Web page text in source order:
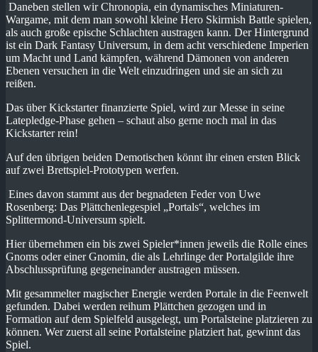
Daneben stellen wir Chronopia, ein dynamisches Miniaturen-
Wargame, mit dem man sowohl kleine Hero Skirmish Battle spielen,
als auch große epische Schlachten austragen kann. Der Hintergrund
ist ein Dark Fantasy Universum, in dem acht verschiedene Imperien
um Macht und Land kämpfen, während Dämonen von anderen
Ebenen versuchen in die Welt einzudringen und sie an sich zu
reißen.
Das über Kickstarter finanzierte Spiel, wird zur Messe in seine
Latepledge-Phase gehen – schaut also gerne noch mal in das
Kickstarter rein!
Auf den übrigen beiden Demotischen könnt ihr einen ersten Blick
auf zwei Brettspiel-Prototypen werfen.
Eines davon stammt aus der begnadeten Feder von Uwe
Rosenberg: Das Plättchenlegespiel „Portals“, welches im
Splittermond-Universum spielt.
Hier übernehmen ein bis zwei Spieler*innen jeweils die Rolle eines
Gnoms oder einer Gnomin, die als Lehrlinge der Portalgilde ihre
Abschlussprüfung gegeneinander austragen müssen.
Mit gesammelter magischer Energie werden Portale in die Feenwelt
gefunden. Dabei werden reihum Plättchen gezogen und in
Formation auf dem Spielfeld ausgelegt, um Portalsteine platzieren zu
können. Wer zuerst all seine Portalsteine platziert hat, gewinnt das
Spiel.